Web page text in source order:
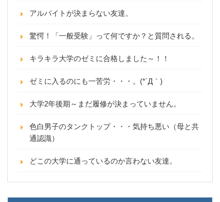
アルバイトが決まらない友達。
驚愕！「一般受験」って何ですか？と質問される。
キラキラ大学のゼミに合格しました～！！
ゼミに入るのにも一苦労・・・。(*´Д｀)
大学2年後期～まだ履修が決まっていません。
色白男子のタンクトップ・・・気持ち悪い（母と共
通認識）
どこの大学に通っているのか言わない友達。